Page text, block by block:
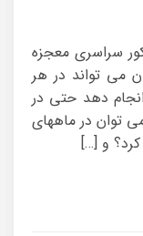
سراسری معجزه
می تواند در هر
دهد حتی در
توان در ماههای
کرد؟ و […]